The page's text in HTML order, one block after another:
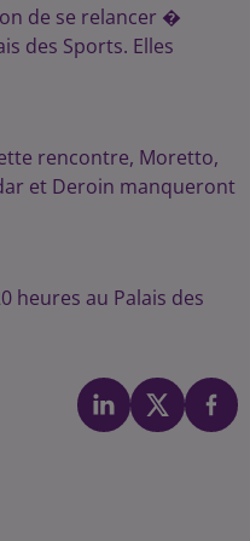
de se relancer �
des Sports. Elles
rencontre, Moretto,
et Deroin manqueront
au Palais des